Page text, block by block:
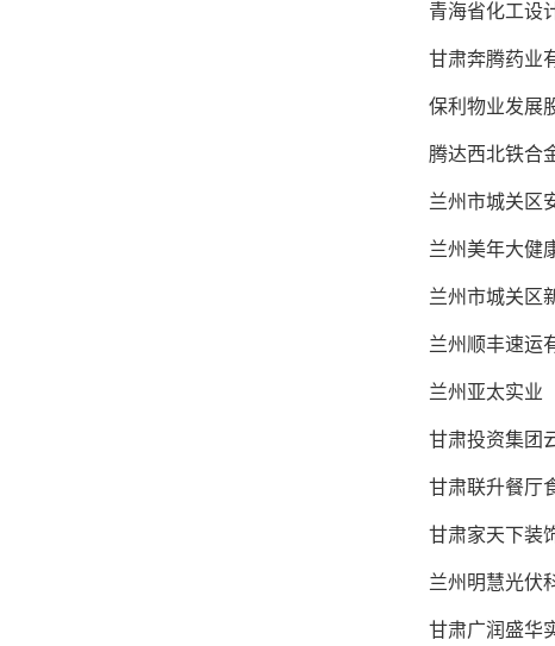
青海省化工设
甘肃奔腾药业
保利物业发展
腾达西北铁合
兰州市城关区
兰州美年大健
兰州市城关区
兰州顺丰速运
兰州亚太实业
甘肃投资集团
甘肃联升餐厅
甘肃家天下装
兰州明慧光伏
甘肃广润盛华